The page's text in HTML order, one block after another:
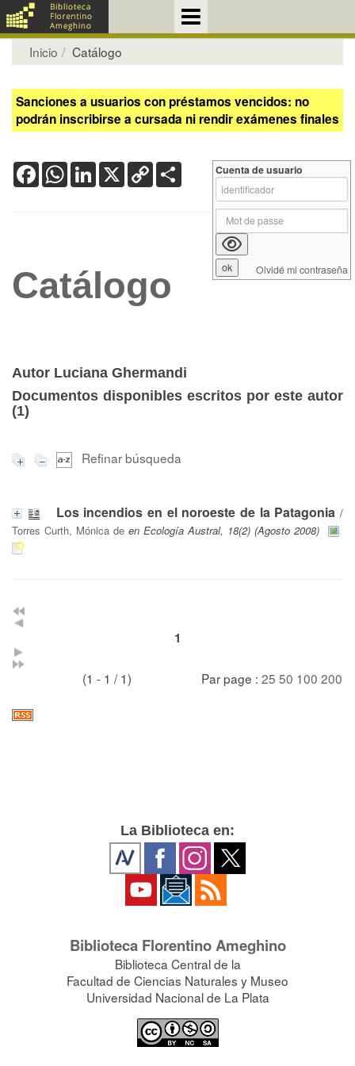
Inicio Catálogo
Sanciones a usuarios con préstamos vencidos: no
podrán inscribirse a cursada ni rendir exámenes finales
FacebookWhatsApp
LinkedIn
X Copy
Link
Catálogo
Autor Luciana Ghermandi
Documentos disponibles escritos por este autor
(1)
Refinar búsqueda
Los incendios en el noroeste de la Patagonia /
Torres Curth, Mónica de en Ecología Austral, 18(2) (Agosto 2008)
1
(1 - 1 / 1) Par page : 25 50 100 200
Cuenta de usuario
Olvidé mi contraseña
La Biblioteca en:
Biblioteca Florentino Ameghino
Biblioteca Central de la
Facultad de Ciencias Naturales y Museo
Universidad Nacional de La Plata